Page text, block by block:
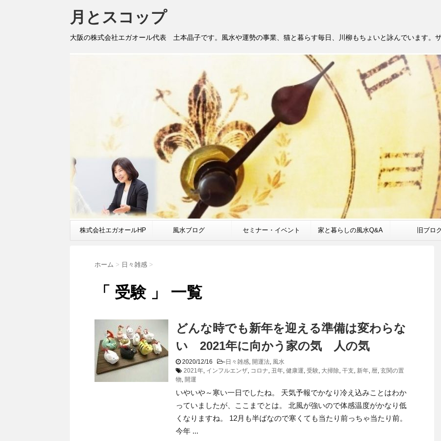
月とスコップ
大阪の株式会社エガオール代表 土本晶子です。風水や運勢の事業、猫と暮らす毎日、川柳もちょいと詠んでいます。
株式会社エガオールHP 風水ブログ セミナー・イベント 家と暮らしの風水Q&A 旧ブロ
ホーム > 日々雑感 >
「 受験 」 一覧
どんな時でも新年を迎える準備は変わらな
い 2021年に向かう家の気 人の気
2020/12/16 -日々雑感, 開運法, 風水
2021年, インフルエンザ, コロナ, 丑年, 健康運, 受験, 大掃除, 干支, 新年, 暦, 玄関の置
物, 開運
いやいや～寒い一日でしたね。 天気予報でかなり冷え込みことはわか
っていましたが、ここまでとは。 北風が強いので体感温度がかなり低
くなりますね。 12月も半ばなので寒くても当たり前っちゃ当たり前。
今年 ...